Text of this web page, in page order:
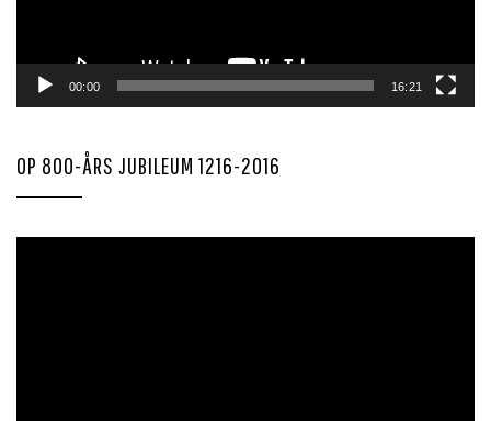
00:00 16:21
OP 800-ÅRS JUBILEUM 1216-2016